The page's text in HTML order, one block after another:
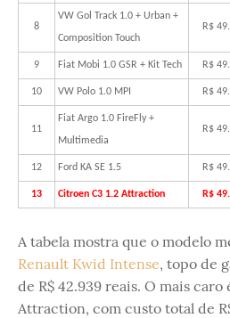
8
VW Gol Track 1.0 + Urban +
Composition Touch
R$
9 Fiat Mobi 1.0 GSR + Kit Tech R$
10 VW Polo 1.0 MPI R$
11
Fiat Argo 1.0 FireFly +
Multimedia
R$
12 Ford KA SE 1.5 R$
13 Citroen C3 1.2 Attraction R$
A tabela mostra que o modelo
Renault Kwid Intense, topo de
de R$ 42.939 reais. O mais caro
Attraction, com custo total de